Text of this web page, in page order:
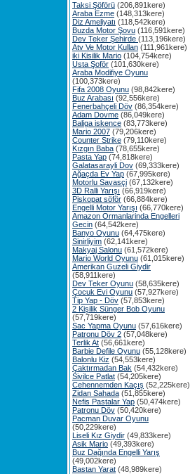
Taksi Şöförü (206,891kere)
Araba Ezme (148,313kere)
Diz Ameliyatı (118,542kere)
Buzda Motor Şovu (116,591kere)
Dev Teker Şehirde (113,196kere)
Atv Ve Motor Kullan (111,961kere)
iki Kisilik Mario (104,754kere)
Usta Şoför (101,630kere)
Araba Modifiye Oyunu
(100,373kere)
Fifa 2008 Oyunu (98,842kere)
Buz Arabası (92,556kere)
Fenerbahçeli Döv (86,354kere)
Adam Dovme (86,049kere)
Baliga iskence (83,773kere)
Mario 2007 (79,206kere)
Counter Strike (79,110kere)
Kızgın Baba (78,655kere)
Pasta Yap (74,818kere)
Galatasarayli Dov (69,333kere)
Ağaçda Ev Yap (67,995kere)
Motorlu Savasçi (67,132kere)
3D Ralli Yarışı (66,919kere)
Piskopat söför (66,884kere)
Engelli Motor Yarışı (66,770kere)
Amazon Ormanlarinda Engelleri
Gecin (64,542kere)
Banyo Oyunu (64,475kere)
Sinirliyim (62,141kere)
Makyaj Salonu (61,572kere)
Mario World Oyunu (61,015kere)
Amerikan Guzeli Giydir
(58,911kere)
Dev Teker Oyunu (58,635kere)
Çocuk Evi Oyunu (57,927kere)
Tip Yap - Döv (57,853kere)
2 Kişilik Sünger Bob Oyunu
(57,719kere)
Sac Yapma Oyunu (57,616kere)
Patronu Döv 2 (57,048kere)
Terlik At (56,661kere)
Barbie Defile Oyunu (55,128kere)
Balonlu Kiz (54,553kere)
Çaktırmadan Bak (54,432kere)
Sivilce Patlat (54,205kere)
Cehennemden Kaçış (52,225kere)
Zidan Sahada (51,855kere)
Nefis Pastalar Yap (50,474kere)
Patronu Döv (50,420kere)
Pacman Duvar Oyunu
(50,229kere)
Liseli Kız Giydir (49,833kere)
Asik Mario (49,393kere)
Buz Dağında Engelli Yarış
(49,002kere)
Bastan Yarat (48,989kere)